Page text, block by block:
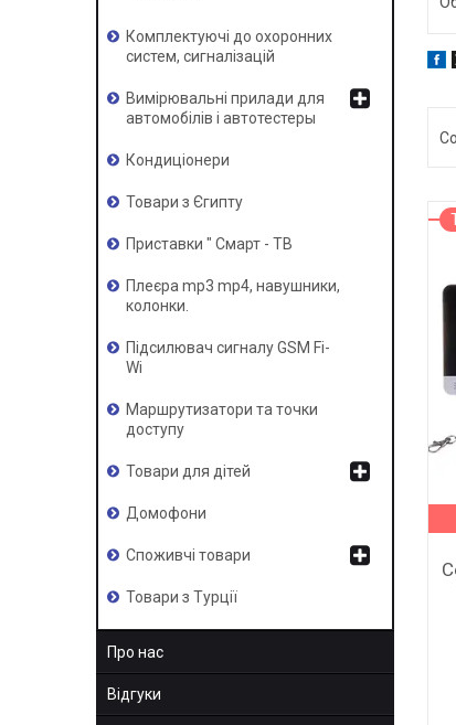
Комплектуючі до охоронних
систем, сигналізацій
Вимірювальні прилади для
автомобілів і автотестеры
Кондиціонери
Товари з Єгипту
Приставки " Смарт - ТВ
Плеєра mp3 mp4, навушники,
колонки.
Підсилювач сигналу GSM Fi-
Wi
Маршрутизатори та точки
доступу
Товари для дітей
Домофони
Споживчі товари
Товари з Турції
Про нас
Відгуки